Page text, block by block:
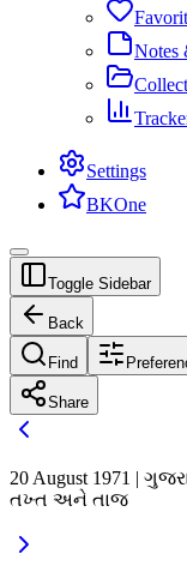
Notes
Settings
BKOne
Toggle Sidebar
Back
Find
Share
20 August 1971 |
તખ્ત અને તાજ